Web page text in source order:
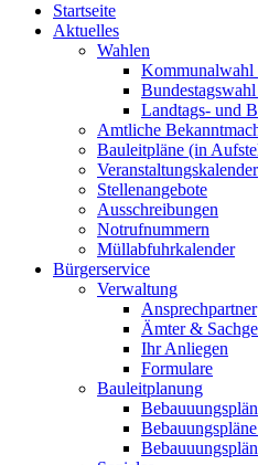
Startseite
Aktuelles
Wahlen
Kommunalwahl
Landtags- und
Amtliche
Bauleitpläne (in
Veranstaltungskalender
Stellenangebote
Ausschreibungen
Notrufnummern
Müllabfuhrkalender
Bürgerservice
Verwaltung
Ansprechpartner
Ämter &
Ihr Anliegen
Formulare
Bauleitplanung